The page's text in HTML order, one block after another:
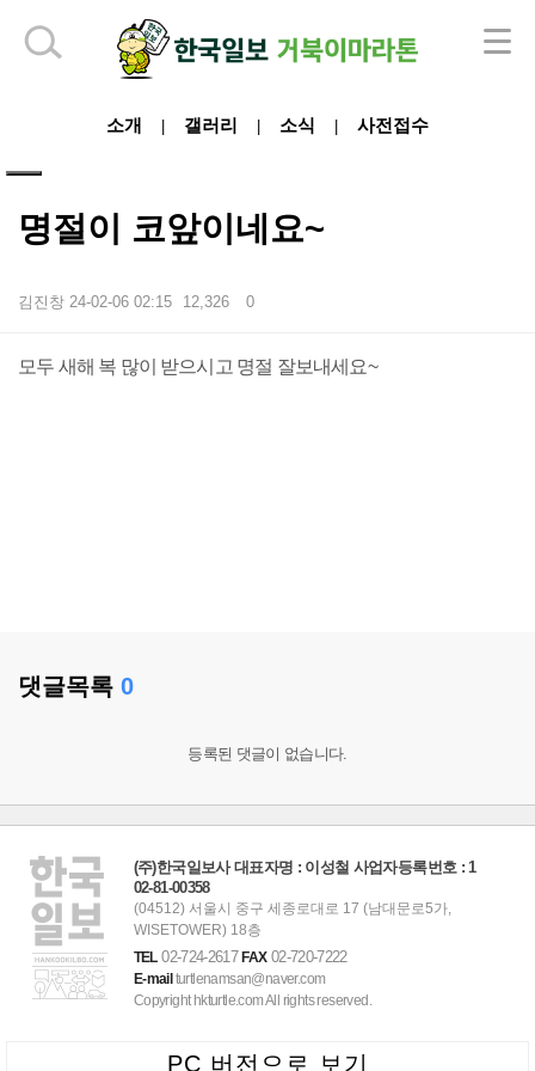
소개 갤러리 소식 사전접수
명절이 코앞이네요~
김진창 24-02-06 02:15 12,326 0
본문
모두 새해 복 많이 받으시고 명절 잘보내세요~
댓글목록 0
등록된 댓글이 없습니다.
하단 영역
(주)한국일보사 대표자명 : 이성철 사업자등록번호 : 1
02-81-00358
(04512) 서울시 중구 세종로대로 17 (남대문로5가,
WISETOWER) 18층
TEL02-724-2617FAX02-720-7222
E-mailturtlenamsan@naver.com
Copyright hkturtle.com All rights reserved.
PC 버전으로 보기